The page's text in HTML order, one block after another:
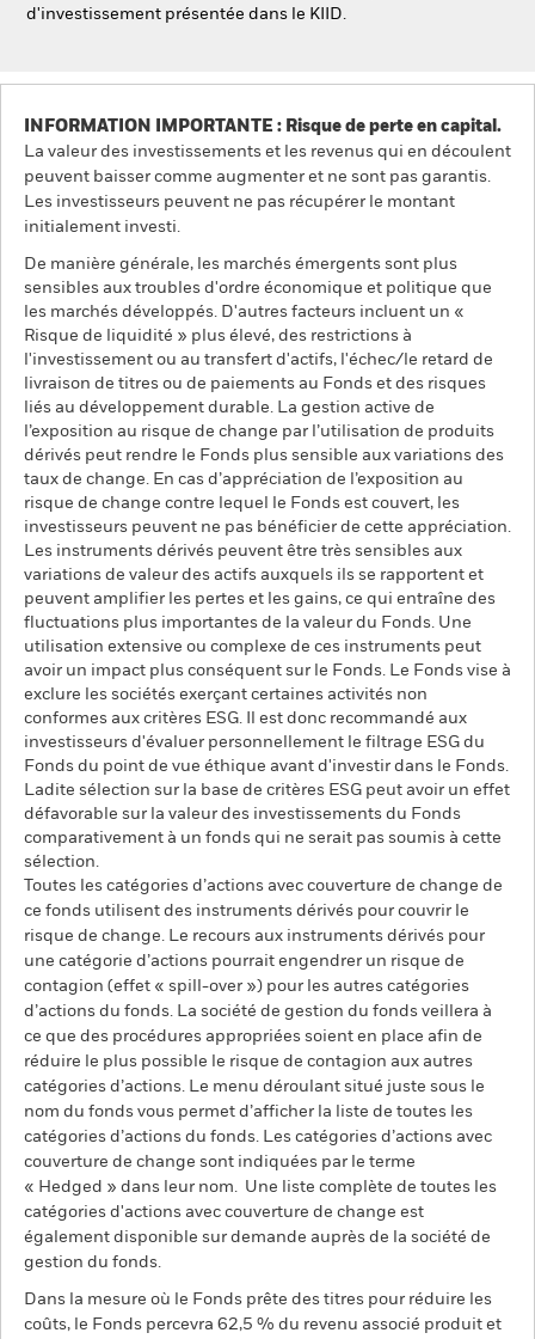
d'investissement présentée dans le KIID.
INFORMATION IMPORTANTE : Risque de perte en capital.
La valeur des investissements et les revenus qui en découlent
peuvent baisser comme augmenter et ne sont pas garantis.
Les investisseurs peuvent ne pas récupérer le montant
initialement investi.
De manière générale, les marchés émergents sont plus
sensibles aux troubles d'ordre économique et politique que
les marchés développés. D'autres facteurs incluent un «
Risque de liquidité » plus élevé, des restrictions à
l'investissement ou au transfert d'actifs, l'échec/le retard de
livraison de titres ou de paiements au Fonds et des risques
liés au développement durable. La gestion active de
l’exposition au risque de change par l’utilisation de produits
dérivés peut rendre le Fonds plus sensible aux variations des
taux de change. En cas d’appréciation de l’exposition au
risque de change contre lequel le Fonds est couvert, les
investisseurs peuvent ne pas bénéficier de cette appréciation.
Les instruments dérivés peuvent être très sensibles aux
variations de valeur des actifs auxquels ils se rapportent et
peuvent amplifier les pertes et les gains, ce qui entraîne des
fluctuations plus importantes de la valeur du Fonds. Une
utilisation extensive ou complexe de ces instruments peut
avoir un impact plus conséquent sur le Fonds. Le Fonds vise à
exclure les sociétés exerçant certaines activités non
conformes aux critères ESG. Il est donc recommandé aux
investisseurs d'évaluer personnellement le filtrage ESG du
Fonds du point de vue éthique avant d'investir dans le Fonds.
Ladite sélection sur la base de critères ESG peut avoir un effet
défavorable sur la valeur des investissements du Fonds
comparativement à un fonds qui ne serait pas soumis à cette
sélection.
Toutes les catégories d’actions avec couverture de change de
ce fonds utilisent des instruments dérivés pour couvrir le
risque de change. Le recours aux instruments dérivés pour
une catégorie d’actions pourrait engendrer un risque de
contagion (effet « spill-over ») pour les autres catégories
d’actions du fonds. La société de gestion du fonds veillera à
ce que des procédures appropriées soient en place afin de
réduire le plus possible le risque de contagion aux autres
catégories d’actions. Le menu déroulant situé juste sous le
nom du fonds vous permet d’afficher la liste de toutes les
catégories d’actions du fonds. Les catégories d’actions avec
couverture de change sont indiquées par le terme
« Hedged » dans leur nom. Une liste complète de toutes les
catégories d'actions avec couverture de change est
également disponible sur demande auprès de la société de
gestion du fonds.
Dans la mesure où le Fonds prête des titres pour réduire les
coûts, le Fonds percevra 62,5 % du revenu associé produit et